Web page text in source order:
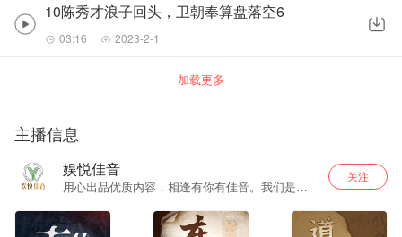
10陈秀才浪子回头，卫朝奉算盘落空6
03:16 2023-2-1
加载更多
主播信息
娱悦佳音
用心出品优质内容，相逢有你有佳音。我们是立
关注